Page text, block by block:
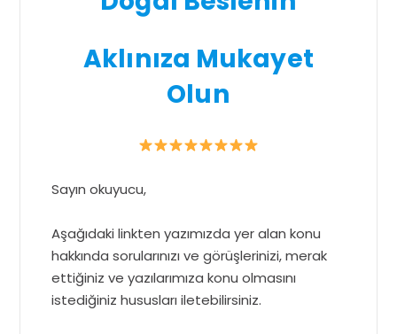
Aklınıza Mukayet
Olun
Sayın okuyucu,
Aşağıdaki linkten yazımızda yer alan konu
hakkında sorularınızı ve görüşlerinizi, merak
ettiğiniz ve yazılarımıza konu olmasını
istediğiniz hususları iletebilirsiniz.